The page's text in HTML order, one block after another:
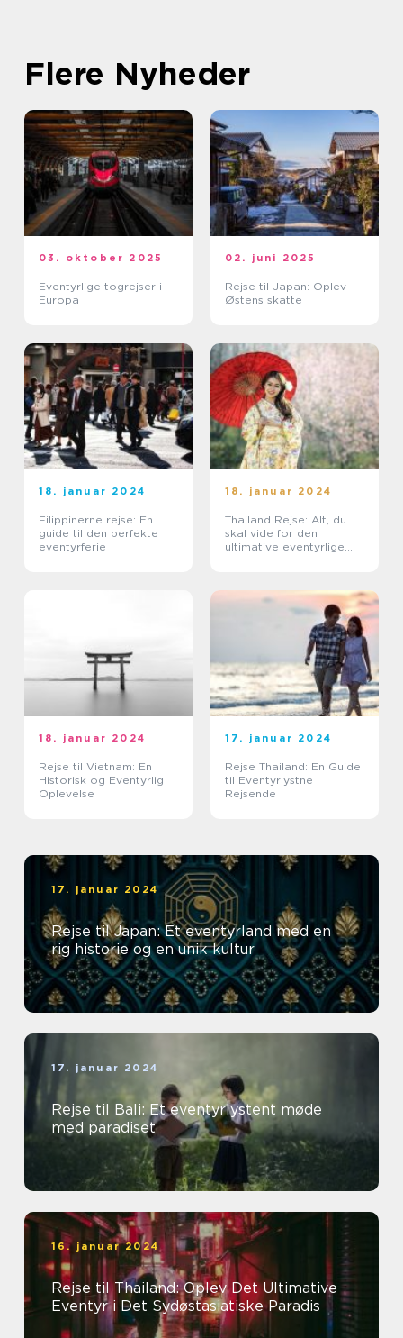
Flere Nyheder
03. oktober 2025
Eventyrlige togrejser i
Europa
02. juni 2025
Rejse til Japan: Oplev
Østens skatte
18. januar 2024
Filippinerne rejse: En
guide til den perfekte
eventyrferie
18. januar 2024
Thailand Rejse: Alt, du
skal vide for den
ultimative eventyrlige
18. januar 2024
Rejse til Vietnam: En
Historisk og Eventyrlig
Oplevelse
17. januar 2024
Rejse Thailand: En Guide
til Eventyrlystne
Rejsende
17. januar 2024
Rejse til Japan: Et eventyrland med en
rig historie og en unik kultur
17. januar 2024
Rejse til Bali: Et eventyrlystent møde
med paradiset
16. januar 2024
Rejse til Thailand: Oplev Det Ultimative
Eventyr i Det Sydøstasiatiske Paradis